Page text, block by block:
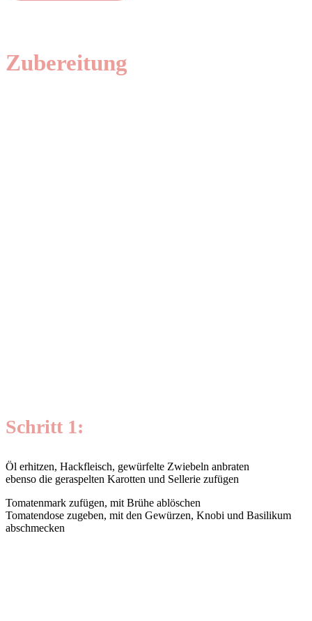
Zubereitung
Schritt 1:
Öl erhitzen, Hackfleisch, gewürfelte Zwiebeln anbraten
ebenso die geraspelten Karotten und Sellerie zufügen
Tomatenmark zufügen, mit Brühe ablöschen
Tomatendose zugeben, mit den Gewürzen, Knobi und Basilikum
abschmecken